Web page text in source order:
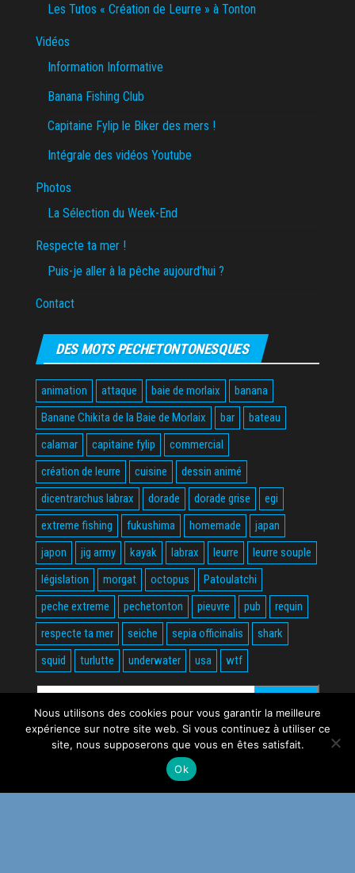
Les Tutos « Création de Leurre » à Tonton
Vidéos
Information Informative
Banana Fishing Club
Capitaine Fylip le Biker des mers !
Intégrale des vidéos Youtube
Photos
La Sélection du Week-End
Respecte ta mer !
Puis-je aller à la pêche aujourd’hui ?
Contact
DES MOTS PECHETONTONESQUES
animation attaque baie de morlaix
banana
Banane Chikita de la Baie de Morlaix
bar
bateau
calamar
capitaine fylip
commercial
création de leurre
cuisine
dessin animé
dicentrarchus labrax
dorade dorade grise
egi
extreme fishing
fukushima homemade
japan
japon
jig army kayak labrax leurre
leurre souple
législation
morgat octopus
Patoulatchi
peche extreme
pechetonton pieuvre pub
requin
respecte ta mer
seiche sepia officinalis
shark
squid
turlutte underwater usa wtf
Rechercher :
WordPress
Nous utilisons des cookies pour vous garantir la meilleure
expérience sur notre site web. Si vous continuez à utiliser ce
site, nous supposerons que vous en êtes satisfait.
Ok